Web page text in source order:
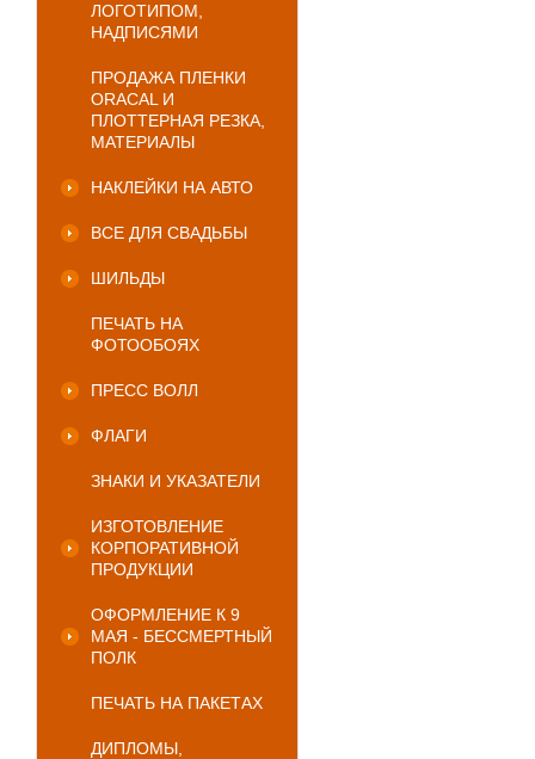
ЛОГОТИПОМ,
НАДПИСЯМИ
ПРОДАЖА ПЛЕНКИ
ORACAL И
ПЛОТТЕРНАЯ РЕЗКА,
МАТЕРИАЛЫ
НАКЛЕЙКИ НА АВТО
ВСЕ ДЛЯ СВАДЬБЫ
ШИЛЬДЫ
ПЕЧАТЬ НА
ФОТООБОЯХ
ПРЕСС ВОЛЛ
ФЛАГИ
ЗНАКИ И УКАЗАТЕЛИ
ИЗГОТОВЛЕНИЕ
КОРПОРАТИВНОЙ
ПРОДУКЦИИ
ОФОРМЛЕНИЕ К 9
МАЯ - БЕССМЕРТНЫЙ
ПОЛК
ПЕЧАТЬ НА ПАКЕТАХ
ДИПЛОМЫ,